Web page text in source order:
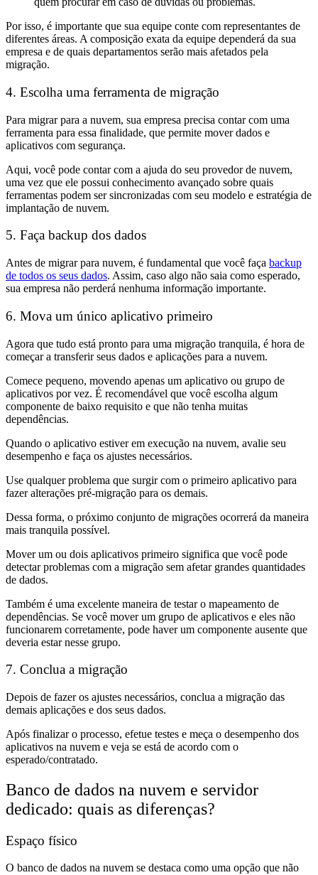
Por isso, é importante que sua equipe conte com representantes de
diferentes áreas. A composição exata da equipe dependerá da sua
empresa e de quais departamentos serão mais afetados pela
migração.
4. Escolha uma ferramenta de migração
Para migrar para a nuvem, sua empresa precisa contar com uma
ferramenta para essa finalidade, que permite mover dados e
aplicativos com segurança.
Aqui, você pode contar com a ajuda do seu provedor de nuvem,
uma vez que ele possui conhecimento avançado sobre quais
ferramentas podem ser sincronizadas com seu modelo e estratégia de
implantação de nuvem.
5. Faça backup dos dados
Antes de migrar para nuvem, é fundamental que você faça backup
de todos os seus dados. Assim, caso algo não saia como esperado,
sua empresa não perderá nenhuma informação importante.
6. Mova um único aplicativo primeiro
Agora que tudo está pronto para uma migração tranquila, é hora de
começar a transferir seus dados e aplicações para a nuvem.
Comece pequeno, movendo apenas um aplicativo ou grupo de
aplicativos por vez. É recomendável que você escolha algum
componente de baixo requisito e que não tenha muitas
dependências.
Quando o aplicativo estiver em execução na nuvem, avalie seu
desempenho e faça os ajustes necessários.
Use qualquer problema que surgir com o primeiro aplicativo para
fazer alterações pré-migração para os demais.
Dessa forma, o próximo conjunto de migrações ocorrerá da maneira
mais tranquila possível.
Mover um ou dois aplicativos primeiro significa que você pode
detectar problemas com a migração sem afetar grandes quantidades
de dados.
Também é uma excelente maneira de testar o mapeamento de
dependências. Se você mover um grupo de aplicativos e eles não
funcionarem corretamente, pode haver um componente ausente que
deveria estar nesse grupo.
7. Conclua a migração
Depois de fazer os ajustes necessários, conclua a migração das
demais aplicações e dos seus dados.
Após finalizar o processo, efetue testes e meça o desempenho dos
aplicativos na nuvem e veja se está de acordo com o
esperado/contratado.
Banco de dados na nuvem e servidor
dedicado: quais as diferenças?
Espaço físico
O banco de dados na nuvem se destaca como uma opção que não